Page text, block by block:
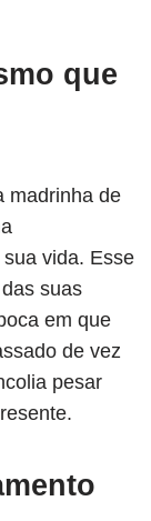
que
madrinha de
vida. Esse
suas
em que
de vez
pesar